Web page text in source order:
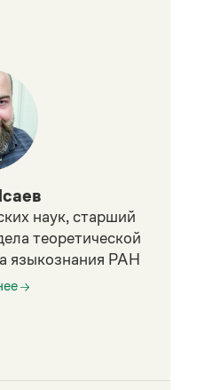
наук, старший
теоретической
языкознания РАН